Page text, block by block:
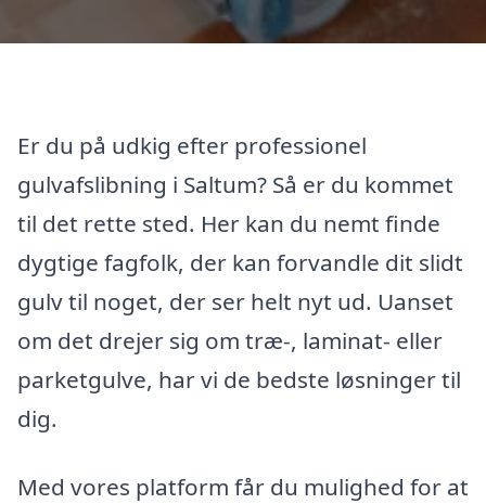
Er du på udkig efter professionel
gulvafslibning i Saltum? Så er du kommet
til det rette sted. Her kan du nemt finde
dygtige fagfolk, der kan forvandle dit slidt
gulv til noget, der ser helt nyt ud. Uanset
om det drejer sig om træ-, laminat- eller
parketgulve, har vi de bedste løsninger til
dig.
Med vores platform får du mulighed for at